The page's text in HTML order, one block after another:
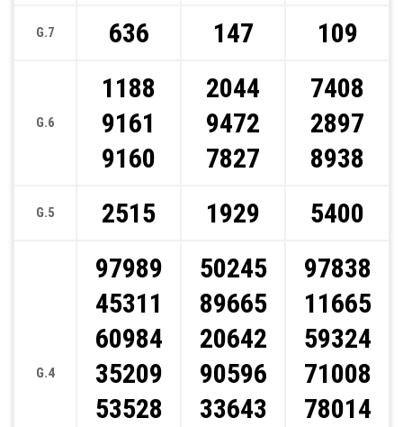
G.7
G.6
G.5
G.4
636
1188
9161
9160
2515
97989
45311
60984
35209
53528
147
2044
9472
7827
1929
50245
89665
20642
90596
33643
109
7408
2897
8938
5400
97838
11665
59324
71008
78014